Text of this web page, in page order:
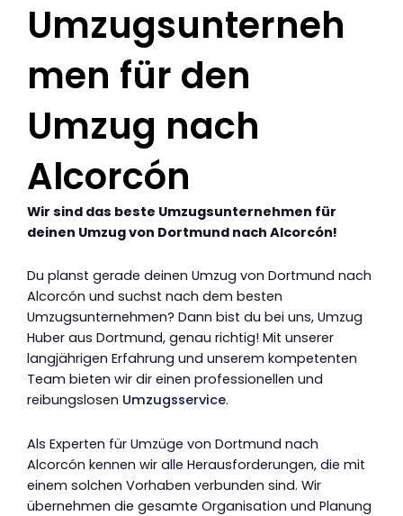
Umzugsunterneh
men für den
Umzug nach
Alcorcón
Wir sind das beste Umzugsunternehmen für
deinen Umzug von Dortmund nach Alcorcón!
Du planst gerade deinen Umzug von Dortmund nach
Alcorcón und suchst nach dem besten
Umzugsunternehmen? Dann bist du bei uns, Umzug
Huber aus Dortmund, genau richtig! Mit unserer
langjährigen Erfahrung und unserem kompetenten
Team bieten wir dir einen professionellen und
reibungslosen Umzugsservice.
Als Experten für Umzüge von Dortmund nach
Alcorcón kennen wir alle Herausforderungen, die mit
einem solchen Vorhaben verbunden sind. Wir
übernehmen die gesamte Organisation und Planung